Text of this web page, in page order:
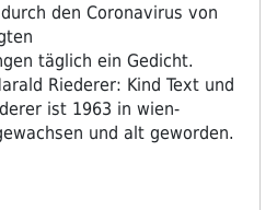
den Coronavirus von
täglich ein Gedicht.
Riederer: Kind Text und
ist 1963 in wien-
und alt geworden.